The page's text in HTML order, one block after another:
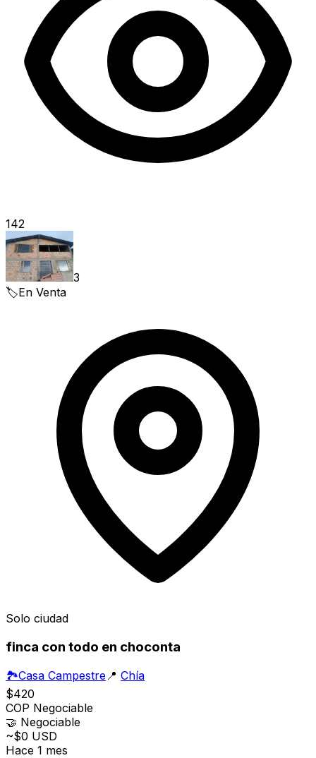
142
3
🏷️En Venta
Solo ciudad
finca con todo en choconta
🏞️Casa Campestre📍 Chía
$420
COP Negociable
🤝 Negociable
~$0 USD
Hace 1 mes